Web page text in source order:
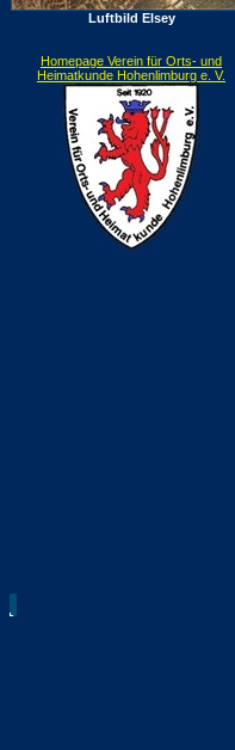
Luftbild Elsey
Homepage Verein für Orts- und
Heimatkunde Hohenlimburg e. V.